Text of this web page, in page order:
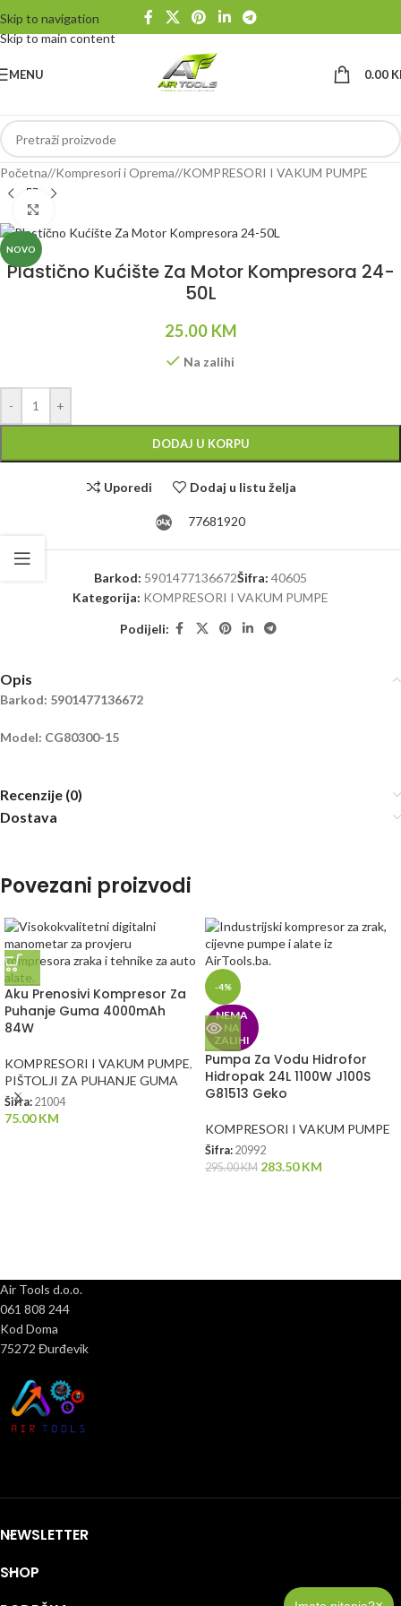
Skip to navigation
Skip to main content
MENU 0.00
Početna/ Kompresori i Oprema/ KOMPRESORI I VAKUM PUMPE
NOVO
Plastično Kućište Za Motor Kompresora 24-
50L
25.00 KM
Na zalihi
- +
DODAJ U KORPU
Uporedi Dodaj u listu želja
77681920
Barkod: 5901477136672Šifra: 40605
Kategorija: KOMPRESORI I VAKUM PUMPE
Podijeli:
Opis
Barkod: 5901477136672
Model: CG80300-15
Recenzije (0)
Dostava
Povezani proizvodi
Aku Prenosivi Kompresor Za
Puhanje Guma 4000mAh
84W
KOMPRESORI I VAKUM PUMPE,
PIŠTOLJI ZA PUHANJE GUMA
Šifra: 21004
75.00KM
-4%
NEMA
NA
ZALIHI
Pumpa Za Vodu Hidrofor
Hidropak 24L 1100W J100S
G81513 Geko
KOMPRESORI I VAKUM PUMPE
Šifra: 20992
295.00KM 283.50KM
Air Tools d.o.o.
061 808 244
Kod Doma
75272 Đurđevik
NEWSLETTER
SHOP